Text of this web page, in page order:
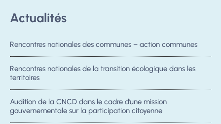
Actualités
Rencontres nationales des communes – action communes
Rencontres nationales de la transition écologique dans les
territoires
Audition de la CNCD dans le cadre d’une mission
gouvernementale sur la participation citoyenne